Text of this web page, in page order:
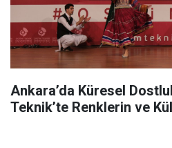
Ankara’da Küresel
Teknik’te Renklerin ve